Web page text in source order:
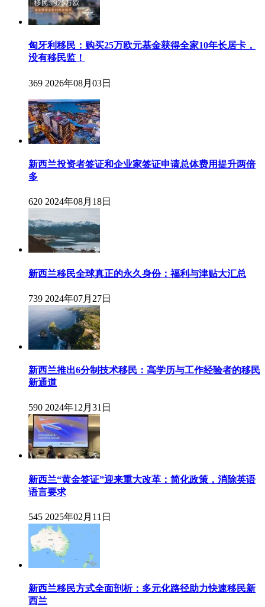
匈牙利移民：购买25万欧元基金获得全家10年长居卡，
没有移民监！
369 2026年08月03日
新西兰投资者签证和企业家签证申请总体费用提升两倍
多
620 2024年08月18日
新西兰移民全球真正的永久身份：福利与津贴大汇总
739 2024年07月27日
新西兰推出6分制技术移民：高学历与工作经验者的移民
新通道
590 2024年12月31日
新西兰“黄金签证”迎来重大改革：简化政策，消除英语
语言要求
545 2025年02月11日
新西兰移民方式全面剖析：多元化路径助力快速移民新
西兰